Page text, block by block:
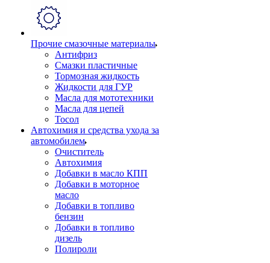
Прочие смазочные материалы
Антифриз
Смазки пластичные
Тормозная жидкость
Жидкости для ГУР
Масла для мототехники
Масла для цепей
Тосол
Автохимия и средства ухода за
автомобилем
Очиститель
Автохимия
Добавки в масло КПП
Добавки в моторное
масло
Добавки в топливо
бензин
Добавки в топливо
дизель
Полироли